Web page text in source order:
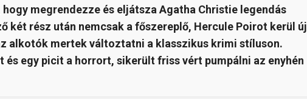
megrendezze és eljátsza Agatha Christie legendás
két rész után nemcsak a főszereplő, Hercule Poirot kerül új
alkotók mertek változtatni a klasszikus krimi stíluson.
egy picit a horrort, sikerült friss vért pumpálni az enyhén